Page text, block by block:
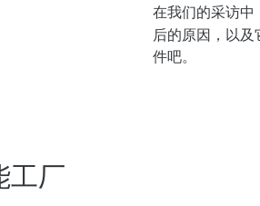
在我们的采访
后的原因，以
件吧。
工厂